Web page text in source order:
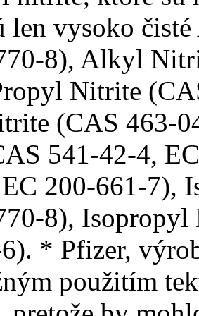
len vysoko
8), Alkyl
Nitrite
(CAS 463-
541-42-4,
200-661-7),
8),
* Pfizer,
použitím